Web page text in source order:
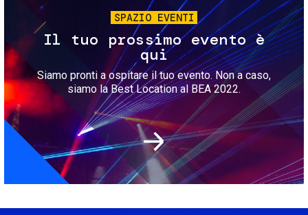
SPAZIO EVENTI
Il tuo prossimo evento è
qui
Siamo pronti a ospitare il tuo evento. Non a caso,
siamo la Best Location al BEA 2022.